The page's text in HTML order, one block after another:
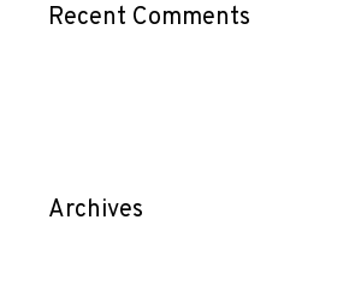
Recent Comments
Archives